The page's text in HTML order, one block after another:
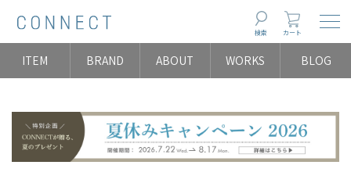
検索 カート
ITEM BRAND ABOUT WORKS BLOG